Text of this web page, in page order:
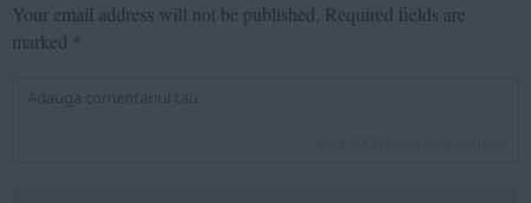
Your email address will not be published. Required fields are
marked *